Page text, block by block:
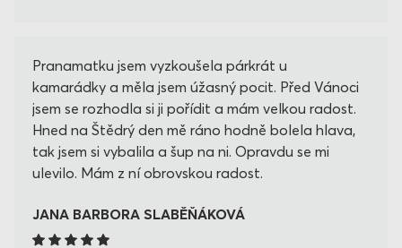
Pranamatku jsem vyzkoušela párkrát u
kamarádky a měla jsem úžasný pocit. Před Vánoci
jsem se rozhodla si ji pořídit a mám velkou radost.
Hned na Štědrý den mě ráno hodně bolela hlava,
tak jsem si vybalila a šup na ni. Opravdu se mi
ulevilo. Mám z ní obrovskou radost.
JANA BARBORA SLABĚŇÁKOVÁ